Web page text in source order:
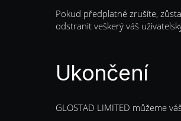
Pokud předplatné zrušíte,
odstranit veškerý váš
Ukončení
GLOSTAD LIMITED můžeme